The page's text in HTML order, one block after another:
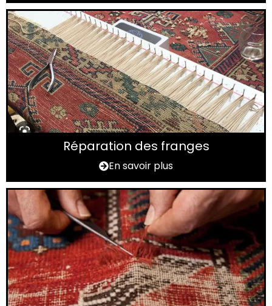
Réparation des franges
En savoir plus